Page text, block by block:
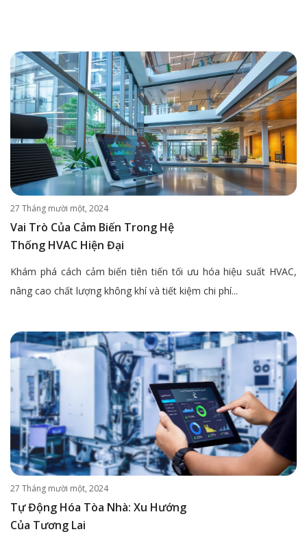
27 Tháng mười một, 2024
Vai Trò Của Cảm Biến Trong Hệ
Thống HVAC Hiện Đại
Khám phá cách cảm biến tiên tiến tối ưu hóa hiệu suất HVAC,
nâng cao chất lượng không khí và tiết kiệm chi phí...
27 Tháng mười một, 2024
Tự Động Hóa Tòa Nhà: Xu Hướng
Của Tương Lai